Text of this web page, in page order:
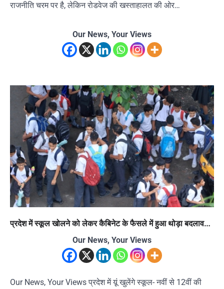
राजनीति चरम पर है, लेकिन रोडवेज की खस्ताहालत की ओर…
Our News, Your Views
प्रदेश में स्कूल खोलने को लेकर कैबिनेट के फैसले में हुआ थोड़ा बदलाव…
Our News, Your Views
Our News, Your Views प्रदेश में य़ूं खुलेंगे स्कूल- नवीं से 12वीं की